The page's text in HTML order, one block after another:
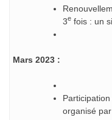
3e fois : un
Mars 2023 :
organisé